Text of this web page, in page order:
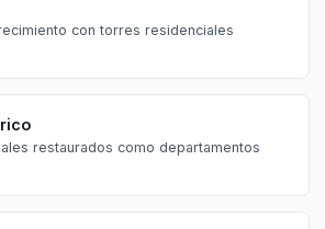
con torres residenciales
restaurados como departamentos